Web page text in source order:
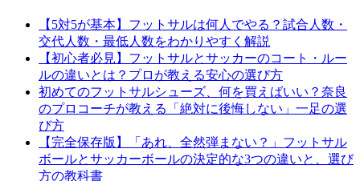
【5対5が基本】フットサルは何人でやる？試合人数・
交代人数・最低人数をわかりやすく解説
【初心者必見】フットサルとサッカーのコート・ルー
ルの違いとは？プロが教える安心の選び方
初めてのフットサルシューズ、何を買えばいい？奈良
のプロコーチが教える「絶対に後悔しない」一足の選
び方
【完全保存版】「あれ、全然弾まない？」フットサル
ボールとサッカーボールの決定的な3つの違いと、選び
方の教科書